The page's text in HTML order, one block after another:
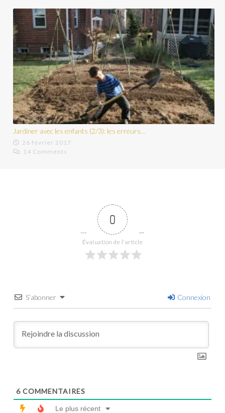
Jardiner avec les enfants (1/3)
14 février 2017
7 Comments
0
Évaluation de l'article
S’abonner Connexion
6COMMENTAIRES
Le plus récent